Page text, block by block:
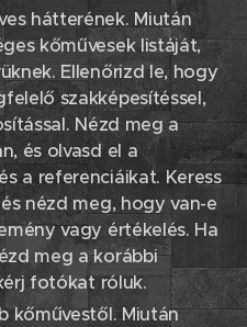
hátterének. Miután
kőművesek listáját,
Ellenőrizd le, hogy
szakképesítéssel,
Nézd meg a
és olvasd el a
a referenciáikat. Keress
nézd meg, hogy van-e
vagy értékelés. Ha
meg a korábbi
fotókat róluk.
kőművestől. Miután